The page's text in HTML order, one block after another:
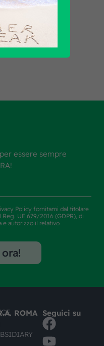
essere sempre
Policy fornitami dal titolare
UE 679/2016 (GDPR), di
e autorizzo il relativo
ROMA Seguici su